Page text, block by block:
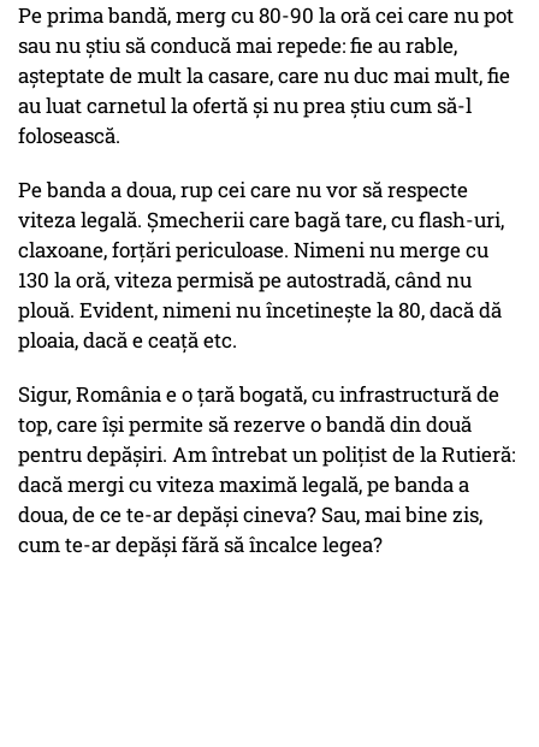
Pe prima bandă, merg cu 80-90 la oră cei care nu pot
sau nu știu să conducă mai repede: fie au rable,
așteptate de mult la casare, care nu duc mai mult, fie
au luat carnetul la ofertă și nu prea știu cum să-l
folosească.
Pe banda a doua, rup cei care nu vor să respecte
viteza legală. Șmecherii care bagă tare, cu flash-uri,
claxoane, forțări periculoase. Nimeni nu merge cu
130 la oră, viteza permisă pe autostradă, când nu
plouă. Evident, nimeni nu încetinește la 80, dacă dă
ploaia, dacă e ceață etc.
Sigur, România e o țară bogată, cu infrastructură de
top, care își permite să rezerve o bandă din două
pentru depășiri. Am întrebat un polițist de la Rutieră:
dacă mergi cu viteza maximă legală, pe banda a
doua, de ce te-ar depăși cineva? Sau, mai bine zis,
cum te-ar depăși fără să încalce legea?